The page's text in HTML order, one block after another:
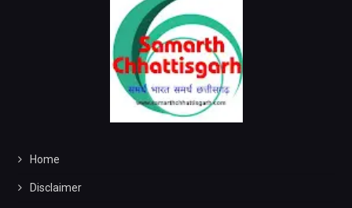
मुख्यमंत्री
डॉ.
यादव
Home
Disclaimer